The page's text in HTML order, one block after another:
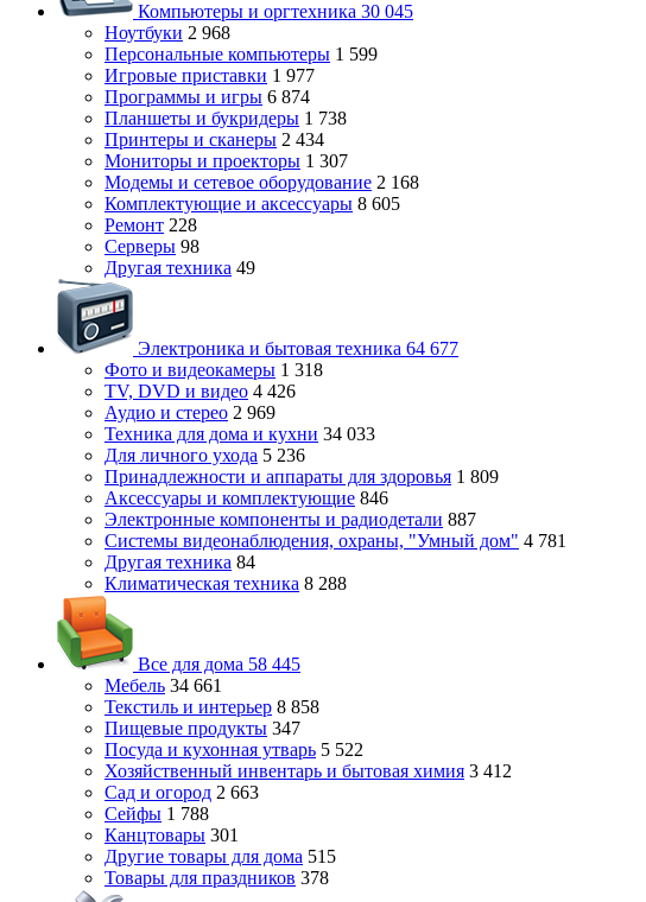
Компьютеры и оргтехника 30 045
Ноутбуки 2 968
Персональные компьютеры 1 599
Игровые приставки 1 977
Программы и игры 6 874
Планшеты и букридеры 1 738
Принтеры и сканеры 2 434
Мониторы и проекторы 1 307
Модемы и сетевое оборудование 2 168
Комплектующие и аксессуары 8 605
Ремонт 228
Серверы 98
Другая техника 49
Электроника и бытовая техника 64 677
Фото и видеокамеры 1 318
TV, DVD и видео 4 426
Аудио и стерео 2 969
Техника для дома и кухни 34 033
Для личного ухода 5 236
Принадлежности и аппараты для здоровья 1 809
Аксессуары и комплектующие 846
Электронные компоненты и радиодетали 887
Системы видеонаблюдения, охраны, "Умный дом" 4 781
Другая техника 84
Климатическая техника 8 288
Все для дома 58 445
Мебель 34 661
Текстиль и интерьер 8 858
Пищевые продукты 347
Посуда и кухонная утварь 5 522
Хозяйственный инвентарь и бытовая химия 3 412
Сад и огород 2 663
Сейфы 1 788
Канцтовары 301
Другие товары для дома 515
Товары для праздников 378